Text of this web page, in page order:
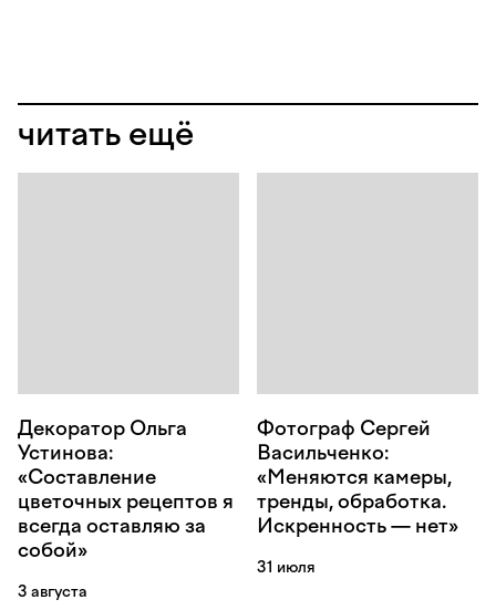
читать ещё
Декоратор Ольга
Устинова:
«Составление
цветочных рецептов я
всегда оставляю за
собой»
3 августа
Фотограф Сергей
Васильченко:
«Меняются камеры,
тренды, обработка.
Искренность — нет»
31 июля